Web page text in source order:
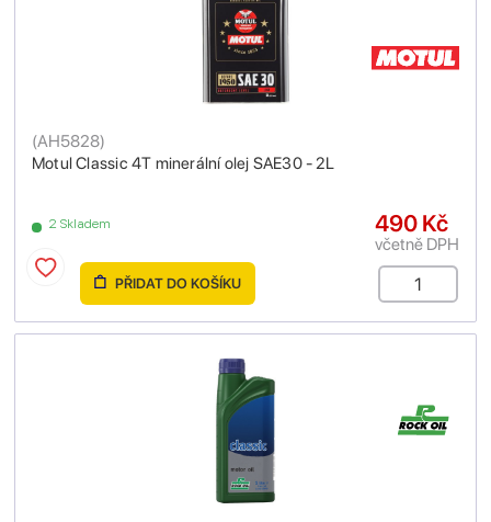
Motul Classic 4T minerální olej SAE30 - 2L
(AH5828)
2 Skladem 490 Kč
včetně DPH
PŘIDAT DO KOŠÍKU